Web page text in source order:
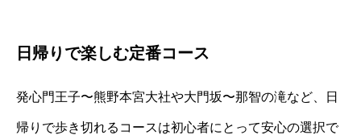
日帰りで楽しむ定番コース
発心門王子〜熊野本宮大社や大門坂〜那智の滝など、日
帰りで歩き切れるコースは初心者にとって安心の選択で